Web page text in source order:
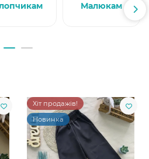
Малюкам
Хіт продажів!
Новинка